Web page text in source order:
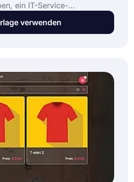
ein IT-Service-
Wunder für Sie bewirken.
können Sie
Sie Ihr Formular schneller und
können.
verwenden